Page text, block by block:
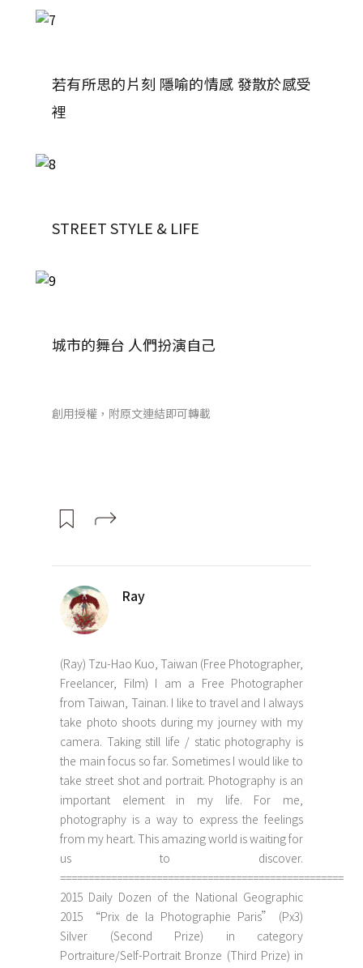
若有所思的片刻 隱喻的情感 發散於感受
裡
STREET STYLE & LIFE
城市的舞台 人們扮演自己
創用授權，附原文連結即可轉載
Ray
(Ray) Tzu-Hao Kuo, Taiwan (Free Photographer,
Freelancer, Film) I am a Free Photographer
from Taiwan, Tainan. I like to travel and I always
take photo shoots during my journey with my
camera. Taking still life / static photography is
the main focus so far. Sometimes I would like to
take street shot and portrait. Photography is an
important element in my life. For me,
photography is a way to express the feelings
from my heart. This amazing world is waiting for
us to discover.
==================================================
2015 Daily Dozen of the National Geographic
2015 “Prix de la Photographie Paris” (Px3)
Silver (Second Prize) in category
Portraiture/Self-Portrait Bronze (Third Prize) in